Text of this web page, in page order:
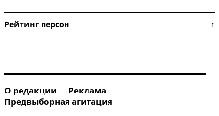
Рейтинг персон ↑
О редакции
Реклама
Предвыборная агитация